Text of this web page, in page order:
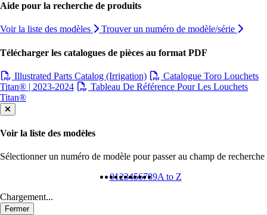
Aide pour la recherche de produits
Voir la liste des modèles Trouver un numéro de modèle/série
Télécharger les catalogues de pièces au format PDF
Illustrated Parts Catalog (Irrigation)
Catalogue Toro Louchets
Titan® | 2023-2024
Tableau De Référence Pour Les Louchets
Titan®
Voir la liste des modèles
Sélectionner un numéro de modèle pour passer au champ de recherche
0123456789A to Z
Chargement...
Fermer